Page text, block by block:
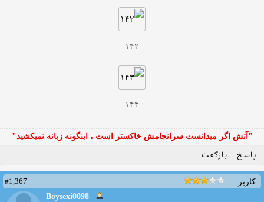
۱۴۲
۱۴۳
"آتش اگر ميدانست سرانجامش خاكستر است ، اينگونه زبانه نميكشيد"
پاسخ بازگفت
کاربر
#1,367
Boysexi0098